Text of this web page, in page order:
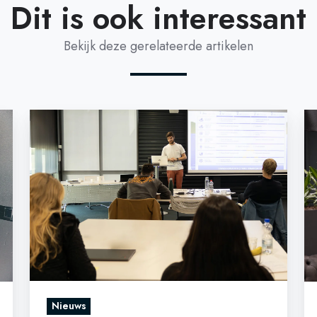
Dit is ook interessant
Bekijk deze gerelateerde artikelen
Digi-
Coach
opleiding
nu
getransformeerd
tot
Masterclass!
Nieuws
in